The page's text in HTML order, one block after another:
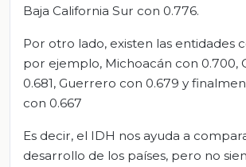
Baja California Sur con 0.776.
Por otro lado, existen las entidades
por ejemplo, Michoacán con 0.700,
0.681, Guerrero con 0.679 y
con 0.667
Es decir, el IDH nos ayuda a
desarrollo de los países, pero no